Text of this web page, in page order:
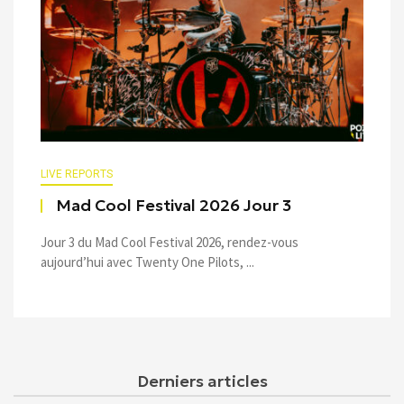
LIVE REPORTS
Mad Cool Festival 2026 Jour 3
Jour 3 du Mad Cool Festival 2026, rendez-vous
aujourd’hui avec Twenty One Pilots, ...
Derniers articles